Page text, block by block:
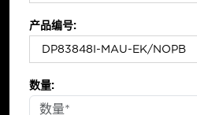
产品编号:
数量: